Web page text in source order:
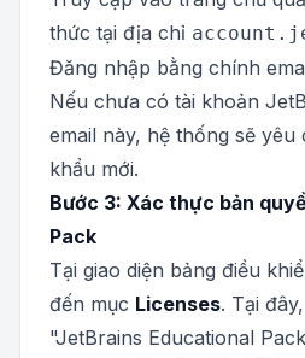
thức tại địa chỉ
Đăng nhập bằng chính
Nếu chưa có tài khoản
email này, hệ thống sẽ yêu
khẩu mới.
Bước 3: Xác thực bản
Pack
Tại giao diện bảng điều
đến mục Licenses. Tại
"JetBrains Educational